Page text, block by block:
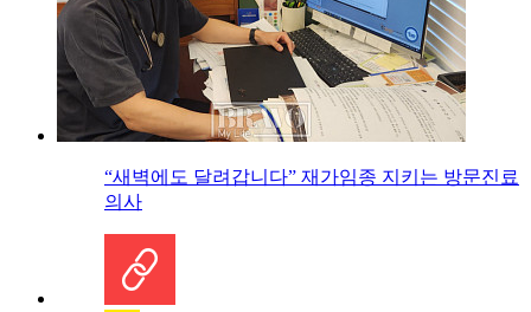
“새벽에도 달려갑니다” 재가임종 지키는 방문진료
의사